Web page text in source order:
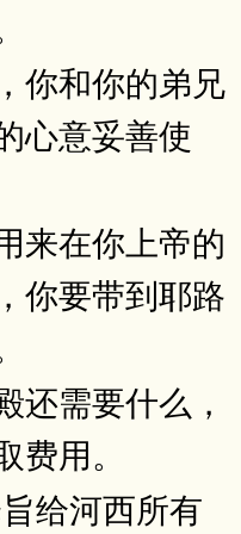
你和你的弟兄
心意妥善使
来在你上帝的
你要带到耶路
还需要什么，
用。
给河西所有